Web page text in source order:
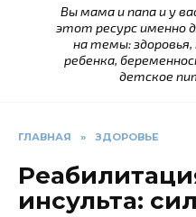
Вы мама и папа и у
этот ресурс именно
на темы: здоровья,
ребенка,
детское
ГЛАВНАЯ » ЗДОРОВЬЕ
инсульта: